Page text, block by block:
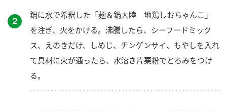
２
鍋に水で希釈した「麺＆鍋大陸 地鶏しおちゃんこ」
を注ぎ、火をかける。沸騰したら、シーフードミック
ス、えのきだけ、しめじ、チンゲンサイ、もやしを入れ
て具材に火が通ったら、水溶き片栗粉でとろみをつけ
る。